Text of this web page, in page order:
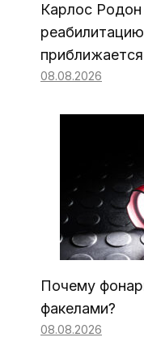
Карлос Родон
08.08.2026
Почему
факелами?
08.08.2026